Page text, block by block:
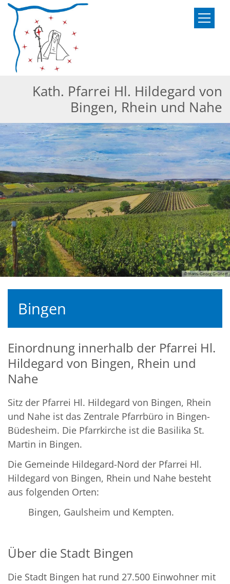
Zum Inhalt springen
Kath. Pfarrei Hl. Hildegard von
Bingen, Rhein und Nahe
© Hans-Georg Grünert
Bingen
Einordnung innerhalb der Pfarrei Hl.
Hildegard von Bingen, Rhein und
Nahe
Sitz der Pfarrei Hl. Hildegard von Bingen, Rhein
und Nahe ist das Zentrale Pfarrbüro in Bingen-
Büdesheim. Die Pfarrkirche ist die Basilika St.
Martin in Bingen.
Die Gemeinde Hildegard-Nord der Pfarrei Hl.
Hildegard von Bingen, Rhein und Nahe besteht
aus folgenden Orten:
Bingen, Gaulsheim und Kempten.
Über die Stadt Bingen
Die Stadt Bingen hat rund 27.500 Einwohner mit